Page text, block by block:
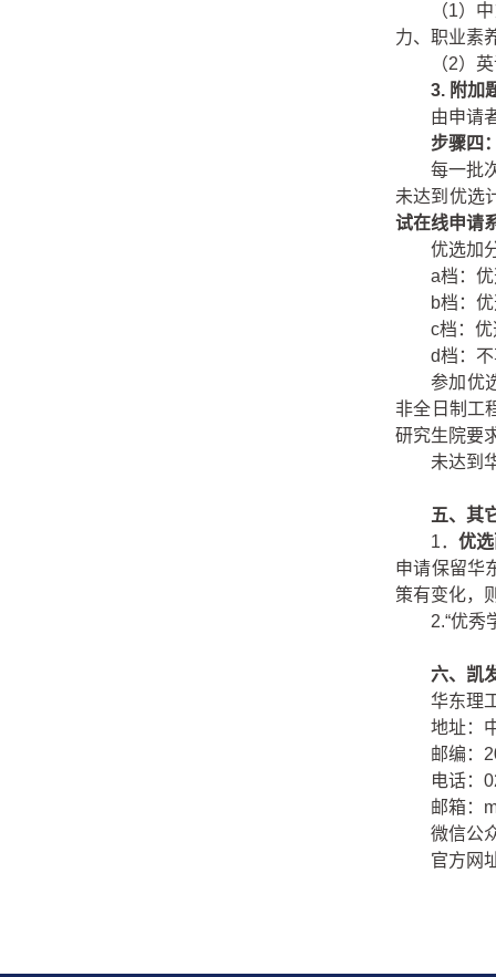
（1）
力、职业素
（2）
3. 附加
由申请
步骤四
每一批
未达到优选
试在线申请
优选加
a档：
b档：
c档：
d档：
参加优
非全日制工
研究生院要
未达到
五、其
1．优
申请保留华
策有变化，
2.“优秀
六、凯
华东理
地址：
邮编：
电话：
邮箱：
微信公
官方网